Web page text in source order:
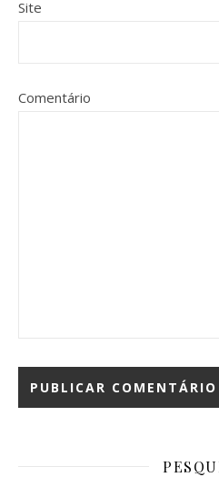
Site
Comentário